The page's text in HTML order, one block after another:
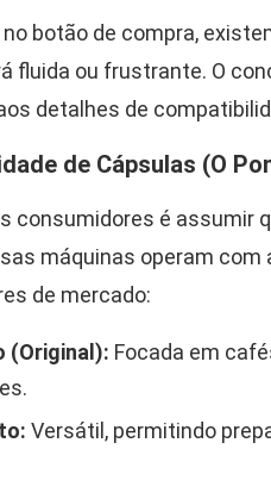
botão de compra,
fluida ou frustrante. O
detalhes de
de Cápsulas (O
consumidores é assumir
máquinas operam
de mercado:
(Original): Focada em
Versátil, permitindo